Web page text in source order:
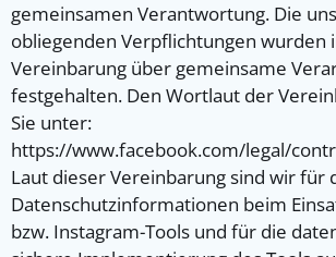
gemeinsamen Verantwortung. Die
obliegenden Verpflichtungen wurden
Vereinbarung über gemeinsame
festgehalten. Den Wortlaut der
Sie unter:
https://www.facebook.com/legal/
Laut dieser Vereinbarung sind wir für
Datenschutzinformationen beim
bzw. Instagram-Tools und für die